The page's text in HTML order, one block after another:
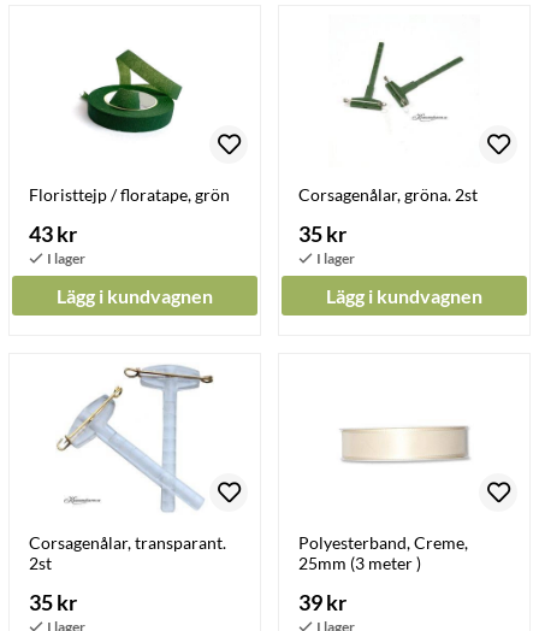
Floristtejp / floratape, grön
43 kr
Lägg i kundvagnen
Corsagenålar, gröna. 2st
35 kr
Lägg i kundvagnen
Corsagenålar, transparant.
2st
35 kr
Polyesterband, Creme,
25mm (3 meter )
39 kr